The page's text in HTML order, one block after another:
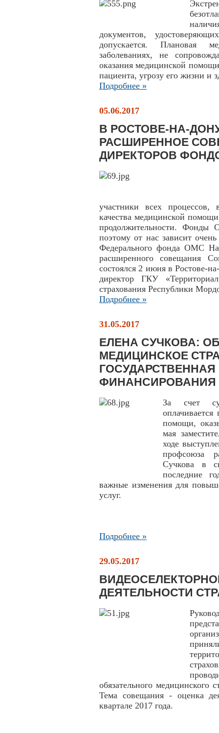
документов,
допускается. Плановая
заболеваниях, не
оказания медицинской
пациента, угрозу его жизни и
Подробнее »
05.06.2017
В РОСТОВЕ-НА-
РАСШИРЕННОЕ
ДИРЕКТОРОВ
участники всех
качества медицинской
продолжительности. Фонды
поэтому от нас зависит
Федерального фонда ОМС
расширенного совещания
состоялся 2 июня в Ростове-
директор ГКУ
страхования Республики
Подробнее »
31.05.2017
ЕЛЕНА СУЧКОВА:
МЕДИЦИНСКОЕ
За счет
помощи,
мая
ходе
профсоюза
Сучкова в
последние
важные изменения для
услуг.
Подробнее »
29.05.2017
ДЕЯТЕЛЬНОСТИ
обязательного медицинского
Тема совещания - оценка
квартале 2017 года.